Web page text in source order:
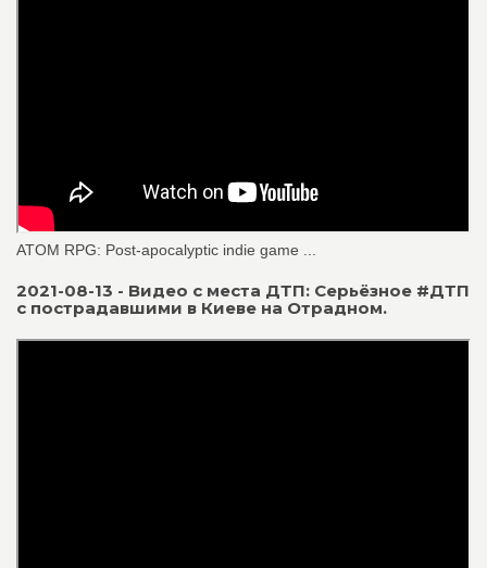
ATOM RPG: Post-apocalyptic indie game ...
2021-08-13 - Видео с места ДТП: Серьёзное #ДТП
с пострадавшими в Киеве на Отрадном.